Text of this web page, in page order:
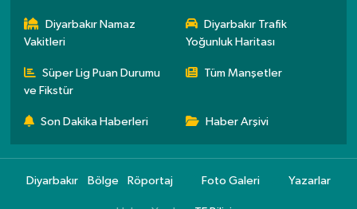
Diyarbakır Namaz
Vakitleri
Diyarbakır Trafik
Yoğunluk Haritası
Süper Lig Puan Durumu
ve Fikstür
Tüm Manşetler
Son Dakika Haberleri Haber Arşivi
Diyarbakır Bölge Röportaj Foto Galeri Yazarlar